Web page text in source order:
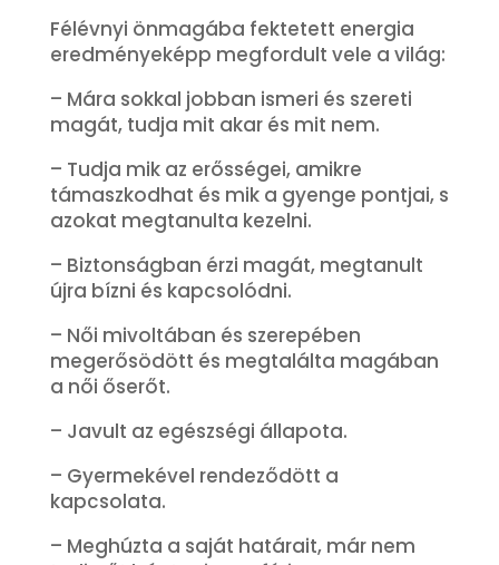
Félévnyi önmagába fektetett energia
eredményeképp megfordult vele a világ:
– Mára sokkal jobban ismeri és szereti
magát, tudja mit akar és mit nem.
– Tudja mik az erősségei, amikre
támaszkodhat és mik a gyenge pontjai, s
azokat megtanulta kezelni.
– Biztonságban érzi magát, megtanult
újra bízni és kapcsolódni.
– Női mivoltában és szerepében
megerősödött és megtalálta magában
a női őserőt.
– Javult az egészségi állapota.
– Gyermekével rendeződött a
kapcsolata.
– Meghúzta a saját határait, már nem